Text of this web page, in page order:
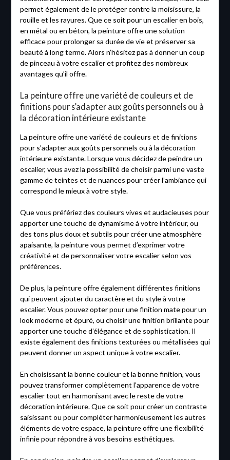
permet également de le protéger contre la moisissure, la
rouille et les rayures. Que ce soit pour un escalier en bois,
en métal ou en béton, la peinture offre une solution
efficace pour prolonger sa durée de vie et préserver sa
beauté à long terme. Alors n’hésitez pas à donner un coup
de pinceau à votre escalier et profitez des nombreux
avantages qu’il offre.
La peinture offre une variété de couleurs et de
finitions pour s’adapter aux goûts personnels ou à
la décoration intérieure existante
La peinture offre une variété de couleurs et de finitions
pour s’adapter aux goûts personnels ou à la décoration
intérieure existante. Lorsque vous décidez de peindre un
escalier, vous avez la possibilité de choisir parmi une vaste
gamme de teintes et de nuances pour créer l’ambiance qui
correspond le mieux à votre style.
Que vous préfériez des couleurs vives et audacieuses pour
apporter une touche de dynamisme à votre intérieur, ou
des tons plus doux et subtils pour créer une atmosphère
apaisante, la peinture vous permet d’exprimer votre
créativité et de personnaliser votre escalier selon vos
préférences.
De plus, la peinture offre également différentes finitions
qui peuvent ajouter du caractère et du style à votre
escalier. Vous pouvez opter pour une finition mate pour un
look moderne et épuré, ou choisir une finition brillante pour
apporter une touche d’élégance et de sophistication. Il
existe également des finitions texturées ou métallisées qui
peuvent donner un aspect unique à votre escalier.
En choisissant la bonne couleur et la bonne finition, vous
pouvez transformer complètement l’apparence de votre
escalier tout en harmonisant avec le reste de votre
décoration intérieure. Que ce soit pour créer un contraste
saisissant ou pour compléter harmonieusement les autres
éléments de votre espace, la peinture offre une flexibilité
infinie pour répondre à vos besoins esthétiques.